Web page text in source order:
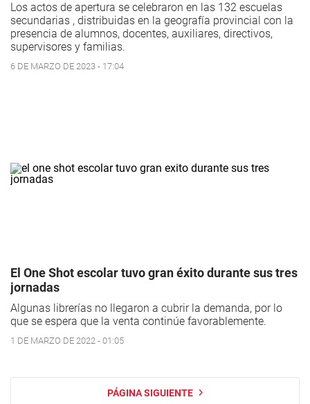
Los actos de apertura se celebraron en las 132 escuelas
secundarias , distribuidas en la geografía provincial con la
presencia de alumnos, docentes, auxiliares, directivos,
supervisores y familias.
6 DE MARZO DE 2023 - 17:04
El One Shot escolar tuvo gran éxito durante sus tres
jornadas
Algunas librerías no llegaron a cubrir la demanda, por lo
que se espera que la venta continúe favorablemente.
1 DE MARZO DE 2022 - 01:05
PÁGINA SIGUIENTE